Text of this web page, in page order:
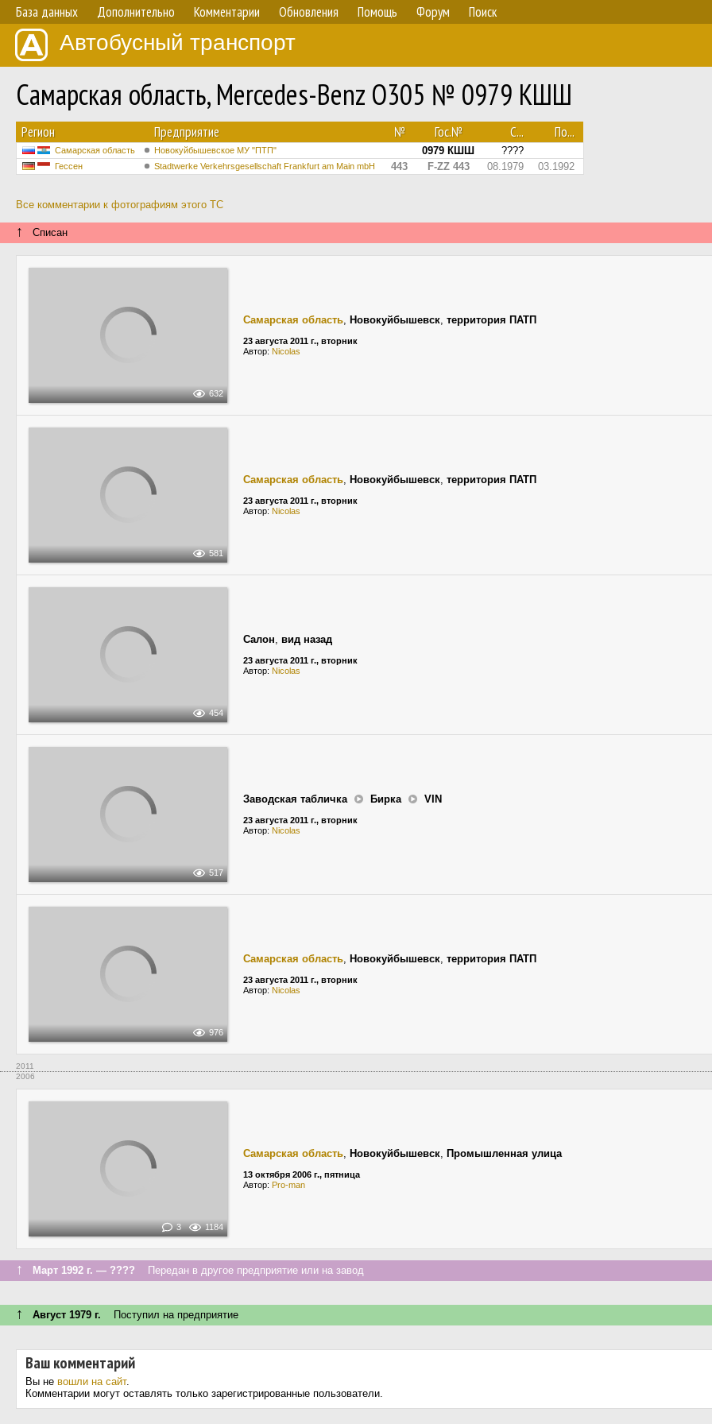
База данных Дополнительно Комментарии Обновления Помощь Форум Поиск
Автобусный транспорт
Самарская область, Mercedes-Benz O305 № 0979 КШШ
Регион Предприятие № Гос.№ С... По...
Самарская область Новокуйбышевское МУ "ПТП" 0979 КШШ ????
Гессен Stadtwerke Verkehrsgesellschaft Frankfurt am Main mbH 443 F-ZZ 443 08.1979 03.1992
Все комментарии к фотографиям этого ТС
↑ Списан
632
Самарская область, Новокуйбышевск, территория ПАТП
23 августа 2011 г., вторник
Автор: Niсolas
581
Самарская область, Новокуйбышевск, территория ПАТП
23 августа 2011 г., вторник
Автор: Niсolas
454
Салон, вид назад
23 августа 2011 г., вторник
Автор: Niсolas
517
Заводская табличка Бирка VIN
23 августа 2011 г., вторник
Автор: Niсolas
976
Самарская область, Новокуйбышевск, территория ПАТП
23 августа 2011 г., вторник
Автор: Niсolas
2011
2006
3 1184
Самарская область, Новокуйбышевск, Промышленная улица
13 октября 2006 г., пятница
Автор: Pro-man
↑ Март 1992 г. — ???? Передан в другое предприятие или на завод
↑ Август 1979 г. Поступил на предприятие
Ваш комментарий
Вы не вошли на сайт.
Комментарии могут оставлять только зарегистрированные пользователи.